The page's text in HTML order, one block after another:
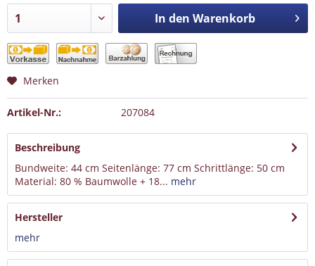
In den Warenkorb
Merken
Artikel-Nr.: 207084
Beschreibung
Bundweite: 44 cm Seitenlänge: 77 cm Schrittlänge: 50 cm
Material: 80 % Baumwolle + 18... mehr
Hersteller
mehr